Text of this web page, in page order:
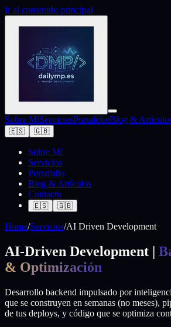
Ir al contenido principal
Sobre MíServiciosPortafolioBlog &
🇪🇸 🇬🇧
Sobre Mí
Servicios
Portafolio
Blog & Artículos
Contacto
🇪🇸 🇬🇧
Home/Servicios/AI Driven Development
AI-Driven Development |
& Optimización
Desarrollo backend impulsado por
que se construyen en semanas (no meses),
de tus deploys, y código que se optimiza